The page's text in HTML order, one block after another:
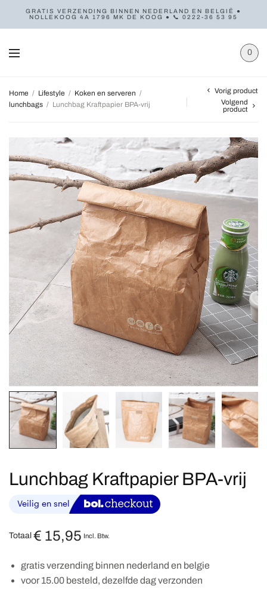
GRATIS VERZENDING BINNEN NEDERLAND EN BELGIË ●
NOLLEKOOG 4A 1796 MK DE KOOG ● 📞 0222-36 53 95
0
Home / Lifestyle / Koken en serveren /
lunchbags / Lunchbag Kraftpapier BPA-vrij
Vorig product
Volgend
product
Lunchbag Kraftpapier BPA-vrij
Totaal € 15,95 Incl. Btw.
gratis verzending binnen nederland en belgie
voor 15.00 besteld, dezelfde dag verzonden